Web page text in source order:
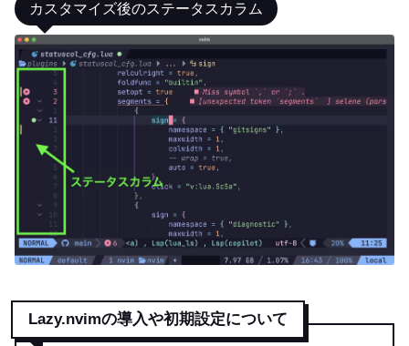
カスタマイズ後のステータスカラム
Lazy.nvimの導入や初期設定について